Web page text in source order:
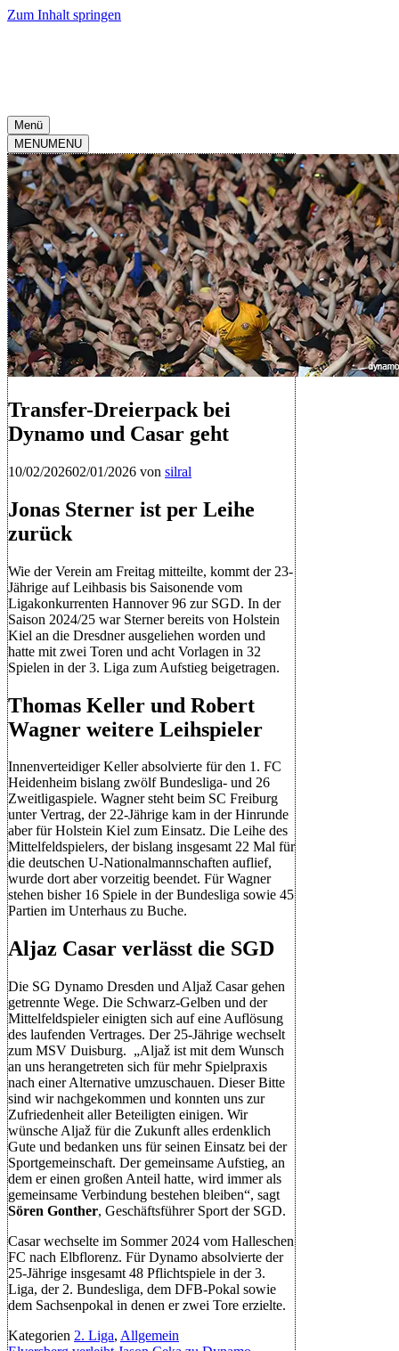
Zum Inhalt springen
Menü
MENUMENU
Transfer-Dreierpack bei
Dynamo und Casar geht
10/02/202602/01/2026 von silral
Jonas Sterner ist per Leihe
zurück
Wie der Verein am Freitag mitteilte, kommt der 23-
Jährige auf Leihbasis bis Saisonende vom
Ligakonkurrenten Hannover 96 zur SGD. In der
Saison 2024/25 war Sterner bereits von Holstein
Kiel an die Dresdner ausgeliehen worden und
hatte mit zwei Toren und acht Vorlagen in 32
Spielen in der 3. Liga zum Aufstieg beigetragen.
Thomas Keller und Robert
Wagner weitere Leihspieler
Innenverteidiger Keller absolvierte für den 1. FC
Heidenheim bislang zwölf Bundesliga- und 26
Zweitligaspiele. Wagner steht beim SC Freiburg
unter Vertrag, der 22-Jährige kam in der Hinrunde
aber für Holstein Kiel zum Einsatz. Die Leihe des
Mittelfeldspielers, der bislang insgesamt 22 Mal für
die deutschen U-Nationalmannschaften auflief,
wurde dort aber vorzeitig beendet. Für Wagner
stehen bisher 16 Spiele in der Bundesliga sowie 45
Partien im Unterhaus zu Buche.
Aljaz Casar verlässt die SGD
Die SG Dynamo Dresden und Aljaž Casar gehen
getrennte Wege. Die Schwarz-Gelben und der
Mittelfeldspieler einigten sich auf eine Auflösung
des laufenden Vertrages. Der 25-Jährige wechselt
zum MSV Duisburg. „Aljaž ist mit dem Wunsch
an uns herangetreten sich für mehr Spielpraxis
nach einer Alternative umzuschauen. Dieser Bitte
sind wir nachgekommen und konnten uns zur
Zufriedenheit aller Beteiligten einigen. Wir
wünsche Aljaž für die Zukunft alles erdenklich
Gute und bedanken uns für seinen Einsatz bei der
Sportgemeinschaft. Der gemeinsame Aufstieg, an
dem er einen großen Anteil hatte, wird immer als
gemeinsame Verbindung bestehen bleiben“, sagt
Sören Gonther, Geschäftsführer Sport der SGD.
Casar wechselte im Sommer 2024 vom Halleschen
FC nach Elbflorenz. Für Dynamo absolvierte der
25-Jährige insgesamt 48 Pflichtspiele in der 3.
Liga, der 2. Bundesliga, dem DFB-Pokal sowie
dem Sachsenpokal in denen er zwei Tore erzielte.
Kategorien 2. Liga, Allgemein